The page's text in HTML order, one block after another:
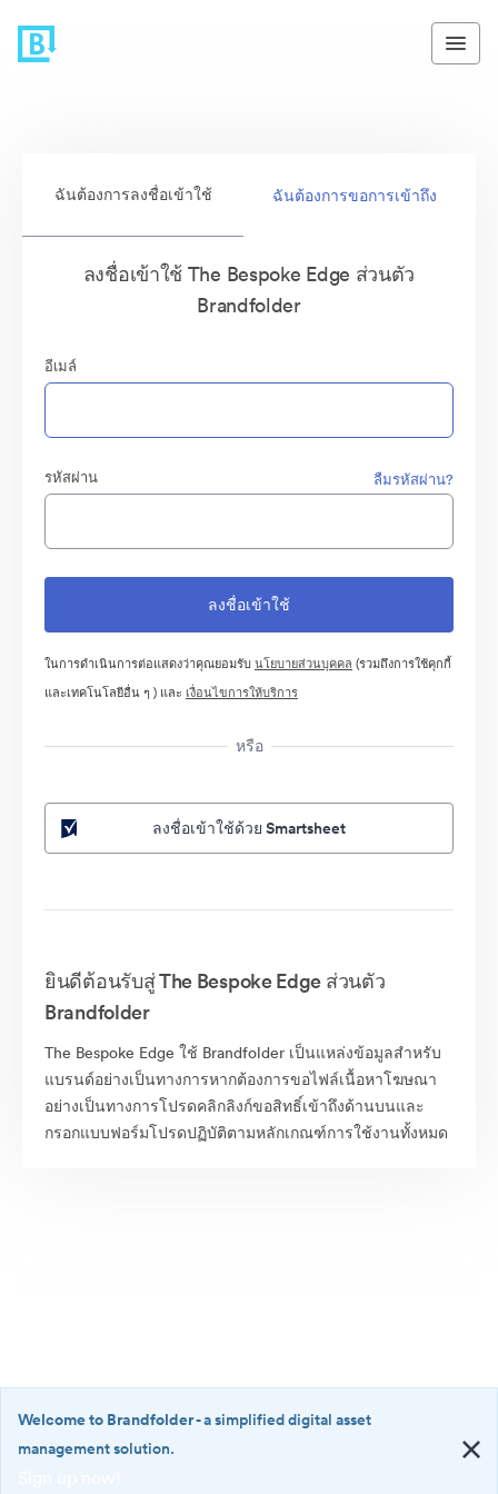
ฉันต้องการลงชื่อเข้าใช้ ฉันต้องการขอการเข้าถึง
ลงชื่อเข้าใช้ The Bespoke Edge ส่วนตัว
Brandfolder
อีเมล์
รหัสผ่าน ลืมรหัสผ่าน?
ในการดำเนินการต่อแสดงว่าคุณยอมรับนโยบายส่วนบุคคล (รวมถึงการใช้คุกกี้
และเทคโนโลยีอื่น ๆ ) และ เงื่อนไขการให้บริการ
หรือ
ลงชื่อเข้าใช้ด้วย Smartsheet
ยินดีต้อนรับสู่ The Bespoke Edge ส่วนตัว
Brandfolder
The Bespoke Edge ใช้ Brandfolder เป็นแหล่งข้อมูลสำหรับ
แบรนด์อย่างเป็นทางการหากต้องการขอไฟล์เนื้อหาโฆษณา
อย่างเป็นทางการโปรดคลิกลิงก์ขอสิทธิ์เข้าถึงด้านบนและ
กรอกแบบฟอร์มโปรดปฏิบัติตามหลักเกณฑ์การใช้งานทั้งหมด
Welcome to Brandfolder- a simplified digital asset
management solution.